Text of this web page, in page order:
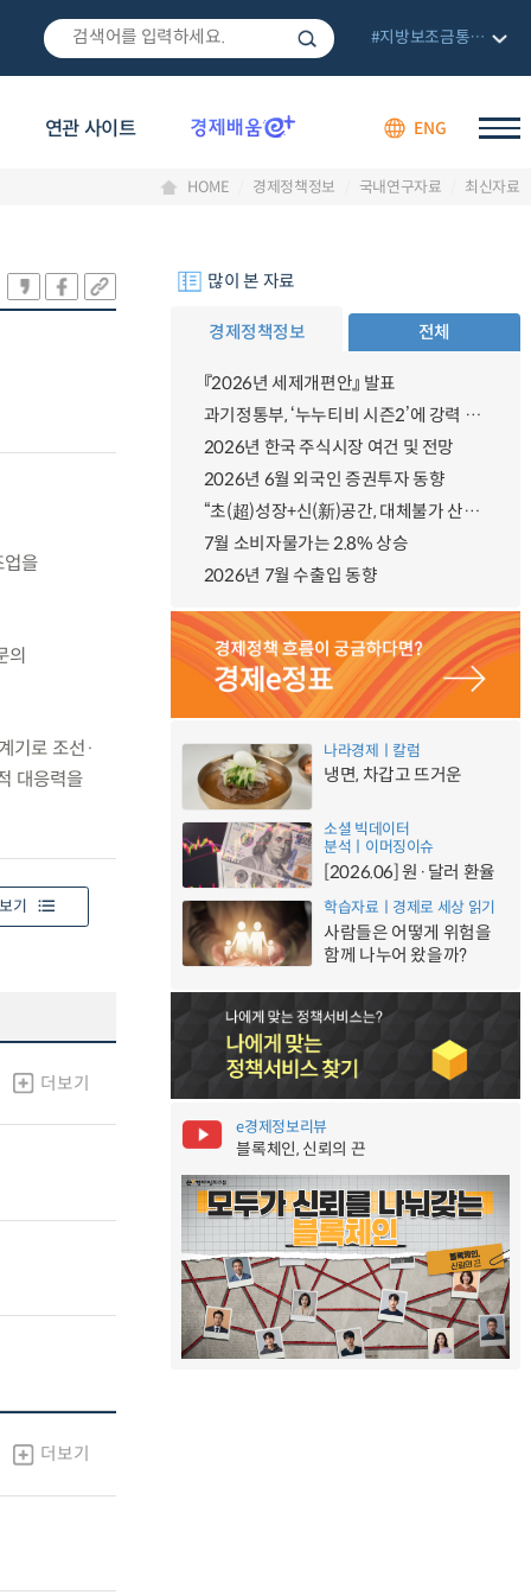
연관 사이트 ENG
#지방보조금통합관리망
HOME 경제정책정보 국내연구자료 최신자료
업을
의
기로 조선·
대응력을
기
더보기
더보기
많이 본 자료
경제정책정보 전체
『2026년 세제개편안』 발표
과기정통부, ‘누누티비 시즌2’에 강력 대응 의지 밝혀
2026년 한국 주식시장 여건 및 전망
2026년 6월 외국인 증권투자 동향
“초(超)성장+신(新)공간, 대체불가 산업강국”
7월 소비자물가는 2.8% 상승
2026년 7월 수출입 동향
나라경제ㅣ칼럼
냉면, 차갑고 뜨거운
소셜 빅데이터
분석ㅣ이머징이슈
[2026.06] 원·달러 환율
학습자료ㅣ경제로 세상 읽기
사람들은 어떻게 위험을
함께 나누어 왔을까?
e경제정보리뷰
블록체인, 신뢰의 끈